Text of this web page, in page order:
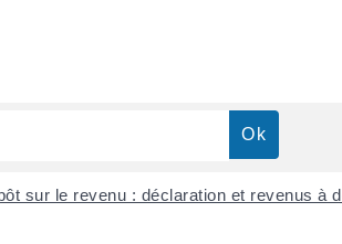
sur le revenu : déclaration et revenus à